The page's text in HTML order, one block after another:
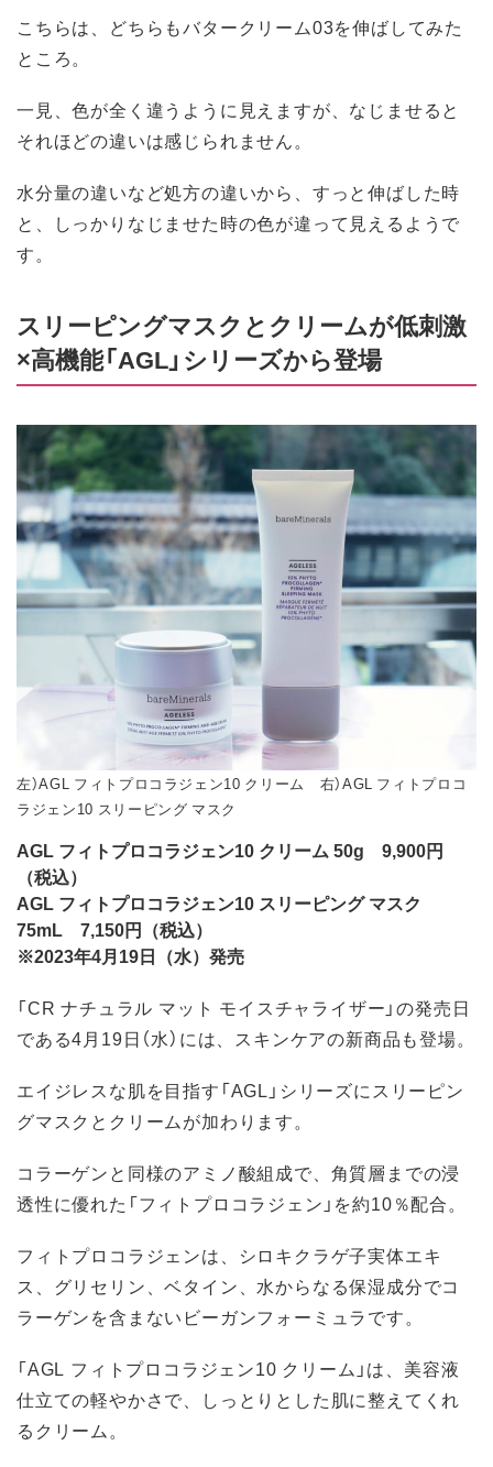
こちらは、どちらもバタークリーム03を伸ばしてみた
ところ。
一見、色が全く違うように見えますが、なじませると
それほどの違いは感じられません。
水分量の違いなど処方の違いから、すっと伸ばした時
と、しっかりなじませた時の色が違って見えるようで
す。
スリーピングマスクとクリームが低刺激
×高機能「AGL」シリーズから登場
左）AGL フィトプロコラジェン10 クリーム 右）AGL フィトプロコ
ラジェン10 スリーピング マスク
AGL フィトプロコラジェン10 クリーム 50g 9,900円
（税込）
AGL フィトプロコラジェン10 スリーピング マスク
75mL 7,150円（税込）
※2023年4月19日（水）発売
「CR ナチュラル マット モイスチャライザー」の発売日
である4月19日（水）には、スキンケアの新商品も登場。
エイジレスな肌を目指す「AGL」シリーズにスリーピン
グマスクとクリームが加わります。
コラーゲンと同様のアミノ酸組成で、角質層までの浸
透性に優れた「フィトプロコラジェン」を約10％配合。
フィトプロコラジェンは、シロキクラゲ子実体エキ
ス、グリセリン、ベタイン、水からなる保湿成分でコ
ラーゲンを含まないビーガンフォーミュラです。
「AGL フィトプロコラジェン10 クリーム」は、美容液
仕立ての軽やかさで、しっとりとした肌に整えてくれ
るクリーム。